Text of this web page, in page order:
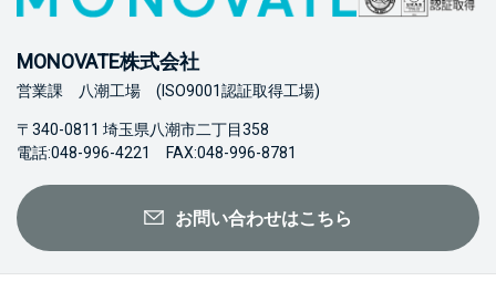
MONOVATE株式会社
営業課 八潮工場 (ISO9001認証取得工場)
〒340-0811 埼玉県八潮市二丁目358
電話:048-996-4221 FAX:048-996-8781
お問い合わせはこちら